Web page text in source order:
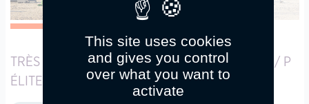
TRÈS BELLE PONETTE PRÊTE POUR FAIRE P1 / P
ÉLITE TOUT DE SUITE.
This site uses cookies
and gives you control
over what you want to
activate